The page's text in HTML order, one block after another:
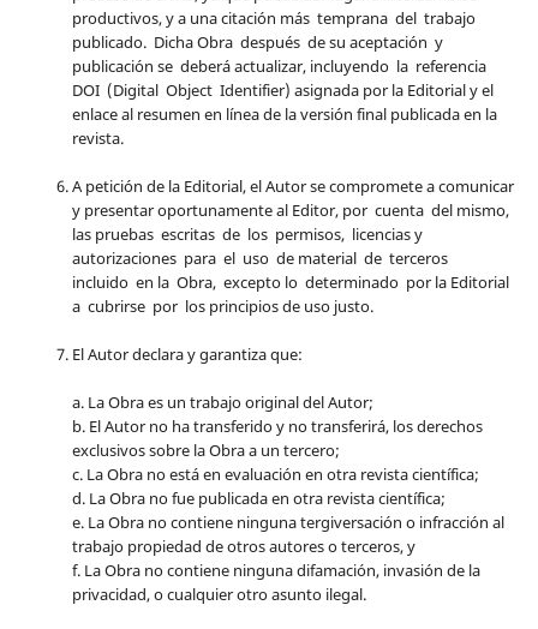
productivos, y a una citación más temprana del trabajo
publicado. Dicha Obra después de su aceptación y
publicación se deberá actualizar, incluyendo la referencia
DOI (Digital Object Identifier) asignada por la Editorial y el
enlace al resumen en línea de la versión final publicada en la
revista.
A petición de la Editorial, el Autor se compromete a comunicar
y presentar oportunamente al Editor, por cuenta del mismo,
las pruebas escritas de los permisos, licencias y
autorizaciones para el uso de material de terceros
incluido en la Obra, excepto lo determinado por la Editorial
a cubrirse por los principios de uso justo.
El Autor declara y garantiza que:
a. La Obra es un trabajo original del Autor;
b. El Autor no ha transferido y no transferirá, los derechos
exclusivos sobre la Obra a un tercero;
c. La Obra no está en evaluación en otra revista científica;
d. La Obra no fue publicada en otra revista científica;
e. La Obra no contiene ninguna tergiversación o infracción al
trabajo propiedad de otros autores o terceros, y
f. La Obra no contiene ninguna difamación, invasión de la
privacidad, o cualquier otro asunto ilegal.